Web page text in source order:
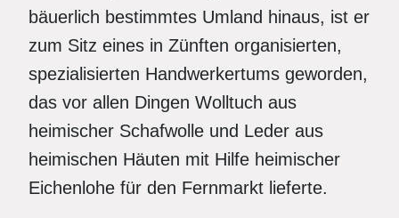
bäuerlich bestimmtes Umland hinaus, ist er
zum Sitz eines in Zünften organisierten,
spezialisierten Handwerkertums geworden,
das vor allen Dingen Wolltuch aus
heimischer Schafwolle und Leder aus
heimischen Häuten mit Hilfe heimischer
Eichenlohe für den Fernmarkt lieferte.